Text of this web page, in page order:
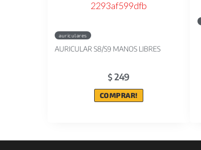
auriculares
AURICULAR S8/S9 MANOS LIBRES
$249
COMPRAR!